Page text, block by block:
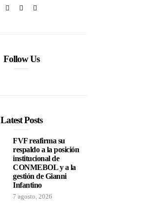
Follow Us
Latest Posts
FVF reafirma su
respaldo a la posición
institucional de
CONMEBOL y a la
gestión de Gianni
Infantino
7 agosto, 2026